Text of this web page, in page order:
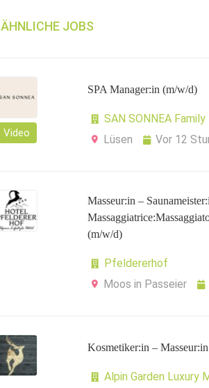
ÄHNLICHE JOBS
Video
SPA Manager:in (m/w/d)
SAN SONNEA
Lüsen
Vor 12
Masseur:in –
(m/w/d)
Pfeldererhof
Moos in Passeier
Kosmetiker:in –
Alpin Garden Luxury